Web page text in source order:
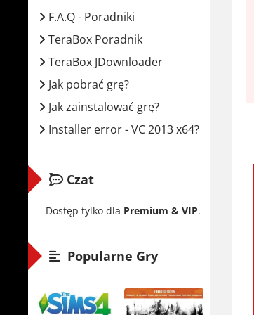
F.A.Q - Poradniki
TeraBox Poradnik
TeraBox JDownloader
Jak pobrać grę?
Jak zainstalować grę?
Installer error - VC 2013 x64?
Czat
Dostęp tylko dla Premium & VIP.
Popularne Gry